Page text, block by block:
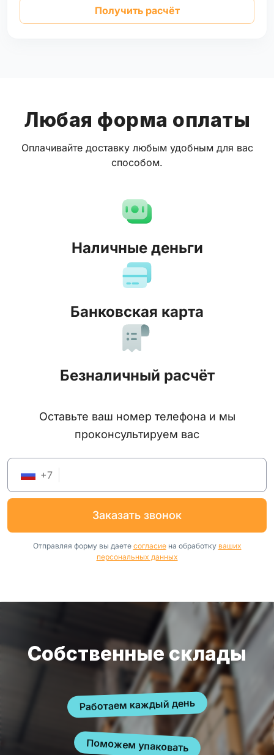
Получить расчёт
Любая форма оплаты
Оплачивайте доставку любым удобным для вас
способом.
Наличные деньги
Банковская карта
Безналичный расчёт
Оставьте ваш номер телефона и мы
проконсультируем вас
+7
заказать звонок
Отправляя форму вы даете согласиена обработку ваших
персональных данных
Собственные склады
Работаем каждый день
Поможем упаковать